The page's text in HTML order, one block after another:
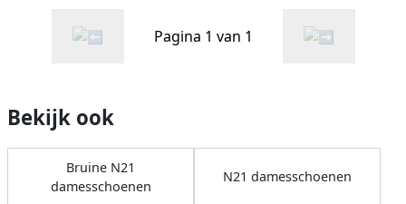
Pagina 1 van 1
Bekijk ook
Bruine N21
damesschoenen
N21 damesschoenen